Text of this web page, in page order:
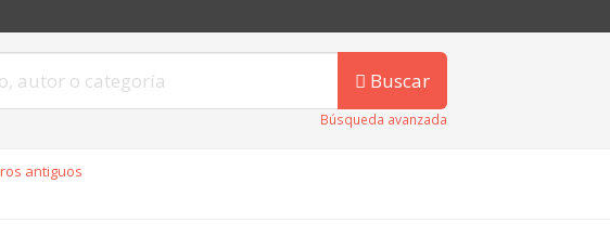
Buscar
Búsqueda avanzada
antiguos